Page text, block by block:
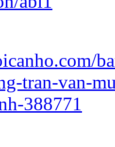
tran-van-
388771